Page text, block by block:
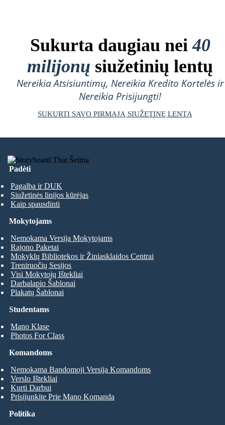
Sukurta daugiau nei40
milijonų siužetinių lentų
Nereikia Atsisiuntimų, Nereikia Kredito Kortelės ir
Nereikia Prisijungti!
SUKURTI SAVO PIRMĄJĄ SIUŽETINĘ LENTĄ
Padėti
Pagalba ir DUK
Siužetinės linijos kūrėjas
Kaip spausdinti
Studentams
Mano Klase
Photos For Class
Mokytojams
Nemokama Versija Mokytojams
Rajono Paketai
Mokyklų Bibliotekos ir Žiniasklaidos Centrai
Treniruočių Sesijos
Visi Mokytojų Ištekliai
Darbalapio Šablonai
Plakatų Šablonai
Komandoms
Nemokama Bandomoji Versija Komandoms
Verslo Ištekliai
Kurti Darbui
Prisijunkite Prie Mano Komanda
Politika